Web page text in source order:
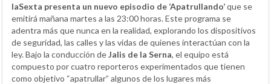
laSexta presenta un nuevo episodio de ‘Apatrullando’que se
emitirá mañana martes a las 23:00 horas. Este programa se
adentra más que nunca en la realidad, explorando los dispositivos
de seguridad, las calles y las vidas de quienes interactúan con la
ley. Bajo la conducción deJalis de la Serna, el equipo está
compuesto por cuatro reporteros experimentados que tienen
como objetivo “apatrullar” algunos de los lugares más